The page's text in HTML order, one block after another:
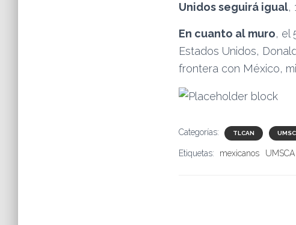
Unidos seguirá igual,
En cuanto al muro, el
Estados Unidos,
frontera con México,
Categorías: TLCAN
Etiquetas: mexicanos UMSCA